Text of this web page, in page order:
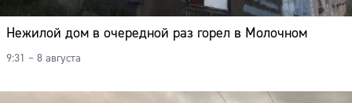
Нежилой дом в очередной раз горел в Молочном
9:31 – 8 августа